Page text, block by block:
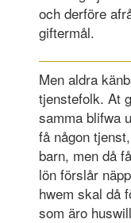
och derföre
giftermål.
Men aldra
tjenstefolk. At
samma blifwa
få någon
barn, men då
lön förslår
hwem skal då
som äro